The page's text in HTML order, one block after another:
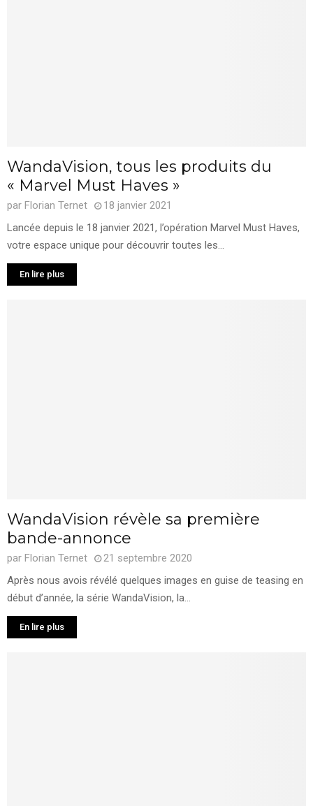
WandaVision, tous les produits du
« Marvel Must Haves »
par Florian Ternet
18 janvier 2021
Lancée depuis le 18 janvier 2021, l’opération Marvel Must Haves,
votre espace unique pour découvrir toutes les...
En lire plus
WandaVision révèle sa première
bande-annonce
par Florian Ternet
21 septembre 2020
Après nous avois révélé quelques images en guise de teasing en
début d’année, la série WandaVision, la...
En lire plus